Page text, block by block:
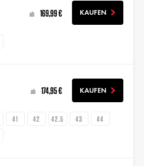
ab 169,99 € KAUFEN
ab 174,95 € KAUFEN
41 42 42.5 43
44